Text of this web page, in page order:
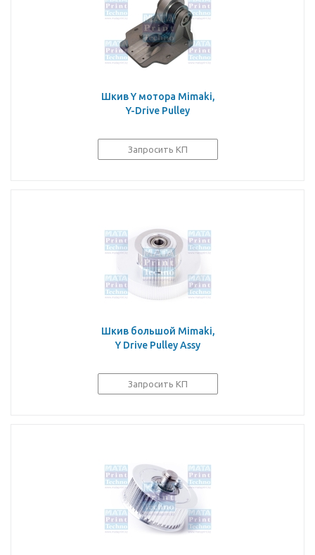
Шкив Y мотора Mimaki,
Y-Drive Pulley
Запросить КП
Шкив большой Mimaki,
Y Drive Pulley Assy
Запросить КП